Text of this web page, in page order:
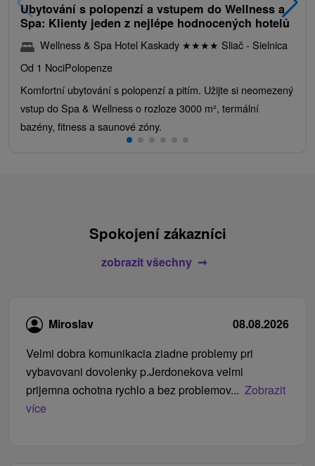
Ubytování s polopenzí a vstupem do Wellness a
Spa: Klienty jeden z nejlépe hodnocených hotelů
Wellness & Spa Hotel Kaskady ★★★★ Sliač - Sielnica
Od 1 NociPolopenze
Komfortní ubytování s polopenzí a pitím. Užijte si neomezený
vstup do Spa & Wellness o rozloze 3000 m², termální
bazény, fitness a saunové zóny.
Spokojení zákazníci
zobrazit všechny
Miroslav
08.08.2026
Velmi dobra komunikacia ziadne problemy pri
vybavovani dovolenky p.Jerdonekova velmi
prijemna ochotna rychlo a bez problemov... Zobrazit
více